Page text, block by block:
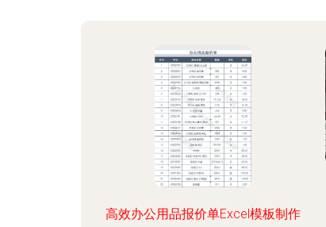
高效办公用品报价单Excel模板制作